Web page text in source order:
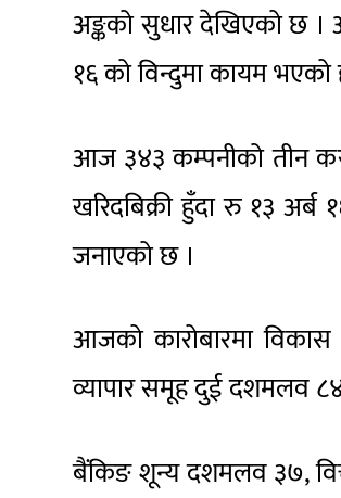
अङ्कको सुधार देखिएको छ
१६ को विन्दुमा कायम भएको
आज ३४३ कम्पनीको तीन
खरिदबिक्री हुँदा रु १३
जनाएको छ ।
आजको कारोबारमा
व्यापार समूह दुई दशमलव
बैंकिङ शून्य दशमलव ३७,